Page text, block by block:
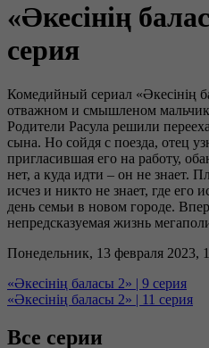
«Әкесінің
серия
Комедийный сериал «Әкесінің
отважном и смышленом
Родители Расула решили
сына. Но сойдя с поезда, отец
пригласившая его на работу,
нет, а куда идти – он не знает.
исчез и никто не знает, где его
день семьи в новом городе.
непредсказуемая жизнь
Понедельник, 13 февраля 2023,
«Әкесінің баласы 2» | 9 серия
«Әкесінің баласы 2» | 11 серия
Все серии